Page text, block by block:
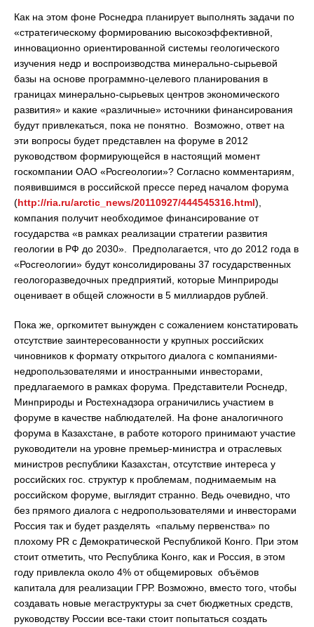
Как на этом фоне Роснедра планирует выполнять задачи по
«стратегическому формированию высокоэффективной,
инновационно ориентированной системы геологического
изучения недр и воспроизводства минерально-сырьевой
базы на основе программно-целевого планирования в
границах минерально-сырьевых центров экономического
развития» и какие «различные» источники финансирования
будут привлекаться, пока не понятно. Возможно, ответ на
эти вопросы будет представлен на форуме в 2012
руководством формирующейся в настоящий момент
госкомпании ОАО «Росгеологии»? Согласно комментариям,
появившимся в российской прессе перед началом форума
(http://ria.ru/arctic_news/20110927/444545316.html),
компания получит необходимое финансирование от
государства «в рамках реализации стратегии развития
геологии в РФ до 2030». Предполагается, что до 2012 года в
«Росгеологии» будут консолидированы 37 государственных
геологоразведочных предприятий, которые Минприроды
оценивает в общей сложности в 5 миллиардов рублей.
Пока же, оргкомитет вынужден с сожалением констатировать
отсутствие заинтересованности у крупных российских
чиновников к формату открытого диалога с компаниями-
недропользователями и иностранными инвесторами,
предлагаемого в рамках форума. Представители Роснедр,
Минприроды и Ростехнадзора ограничились участием в
форуме в качестве наблюдателей. На фоне аналогичного
форума в Казахстане, в работе которого принимают участие
руководители на уровне премьер-министра и отраслевых
министров республики Казахстан, отсутствие интереса у
российских гос. структур к проблемам, поднимаемым на
российском форуме, выглядит странно. Ведь очевидно, что
без прямого диалога с недропользователями и инвесторами
Россия так и будет разделять «пальму первенства» по
плохому PR с Демократической Республикой Конго. При этом
стоит отметить, что Республика Конго, как и Россия, в этом
году привлекла около 4% от общемировых объёмов
капитала для реализации ГРР. Возможно, вместо того, чтобы
создавать новые мегаструктуры за счет бюджетных средств,
руководству России все-таки стоит попытаться создать